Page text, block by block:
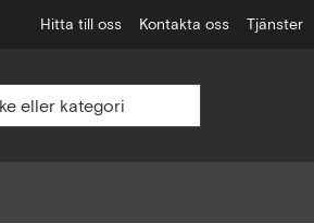
Hitta till oss Kontakta oss Tjänster